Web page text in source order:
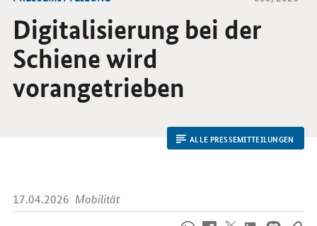
Digitalisierung bei der
Schiene wird
vorangetrieben
ALLE PRESSEMITTEILUNGEN
17.04.2026 Mobilität